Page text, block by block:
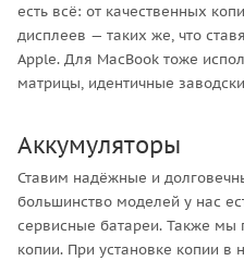
есть всё: от качественных
дисплеев — таких же, что
Apple. Для MacBook тоже
матрицы, идентичные
Аккумуляторы
Ставим надёжные и
большинство моделей у нас
сервисные батареи. Также мы
копии. При установке копии в